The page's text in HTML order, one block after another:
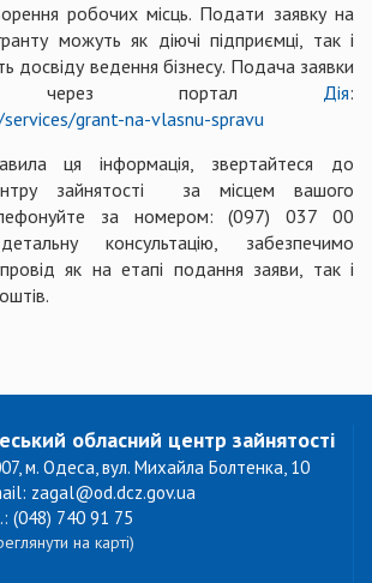
робочих місць. Подати заявку на
можуть як діючі підприємці, так і
ведення бізнесу. Подача заявки
через портал Дія:
grant-na-vlasnu-spravu
ця інформація, звертайтеся до
зайнятості за місцем вашого
за номером: (097) 037 00
консультацію, забезпечимо
як на етапі подання заяви, так і
обласний центр зайнятості
м. Одеса, вул. Михайла Болтенка, 10
zagal@od.dcz.gov.ua
(048) 740 91 75
на карті)